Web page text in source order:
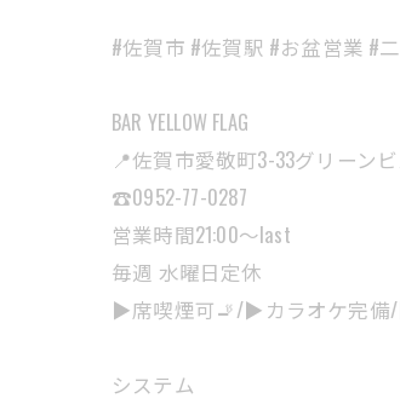
#佐賀市 #佐賀駅 #お盆営業 #
BAR YELLOW FLAG
📍佐賀市愛敬町3-33グリーン
☎️0952-77-0287
営業時間21:00〜last
毎週 水曜日定休
▶︎席喫煙可🚬/▶︎カラオケ完備
システム